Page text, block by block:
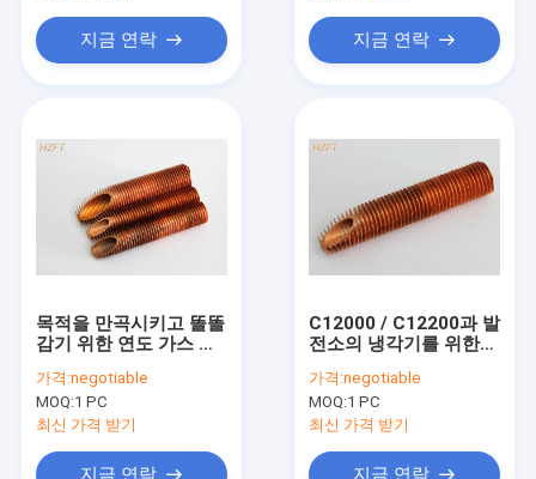
지금 연락 지금 연락
목적을 만곡시키고 똘똘
감기 위한 연도 가스 콘
관
가격:negotiable
MOQ:1 PC
최신 가격 받기
지금 연락
C12000 / C12200과 발
전소의 냉각기를 위한
하는 명부에 의해
가격:negotiable
MOQ:1 PC
최신 가격 받기
지금 연락